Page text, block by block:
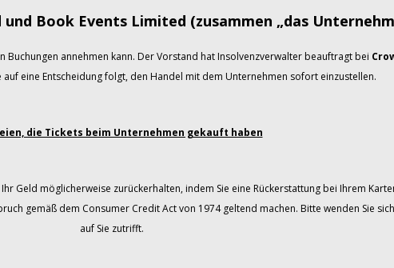
Book Events Limited (zusammen „das
annehmen kann. Der Vorstand hat Insolvenzverwalter beauftragt bei
eine Entscheidung folgt, den Handel mit dem Unternehmen sofort einzustellen.
die Tickets beim Unternehmen gekauft haben
Geld möglicherweise zurückerhalten, indem Sie eine Rückerstattung bei Ihrem
gemäß dem Consumer Credit Act von 1974 geltend machen. Bitte wenden Sie
auf Sie zutrifft.